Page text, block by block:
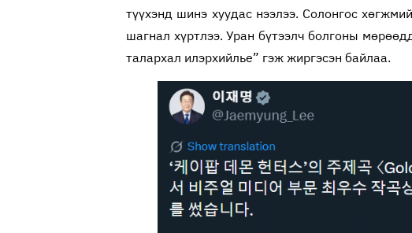
түүхэнд шинэ хуудас нээлээ. Солонгос
шагнал хүртлээ. Уран бүтээлч болгоны
талархал илэрхийлье” гэж жиргэсэн байлаа.